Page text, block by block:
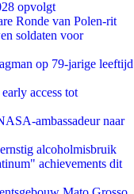
opvolgt
Ronde van Polen-rit
soldaten voor
op 79-jarige leeftijd
access tot
ambassadeur naar
alcoholmisbruik
achievements dit